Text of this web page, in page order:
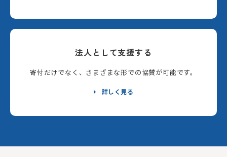
法人として支援する
寄付だけでなく、さまざまな形での協賛が可能です。
詳しく見る